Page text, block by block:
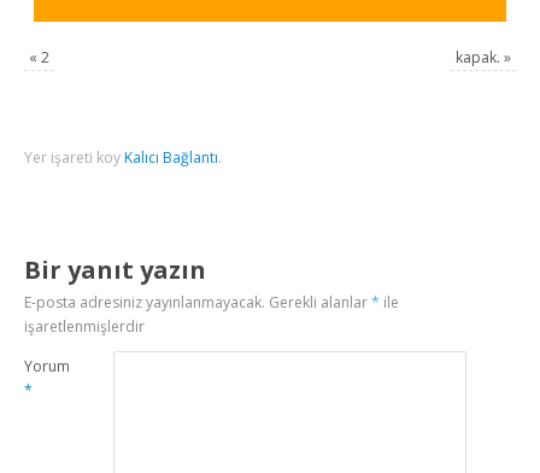
«2 kapak. »
Yer işareti koy Kalıcı Bağlantı.
Bir yanıt yazın
E-posta adresiniz yayınlanmayacak. Gerekli alanlar* ile
işaretlenmişlerdir
Yorum
*